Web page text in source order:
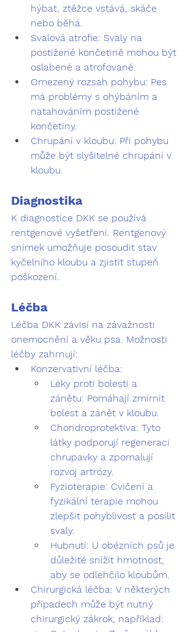
hýbat, ztěžce vstává, skáče
nebo běhá.
Svalová atrofie: Svaly na
postižené končetině mohou být
oslabené a atrofované.
Omezený rozsah pohybu: Pes
má problémy s ohýbáním a
natahováním postižené
končetiny.
Chrupání v kloubu: Při pohybu
může být slyšitelné chrupání v
kloubu.
Diagnostika
K diagnostice DKK se používá
rentgenové vyšetření. Rentgenový
snímek umožňuje posoudit stav
kyčelního kloubu a zjistit stupeň
poškození.
Léčba
Léčba DKK závisí na závažnosti
onemocnění a věku psa. Možnosti
léčby zahrnují:
Konzervativní léčba:
Léky proti bolesti a
zánětu: Pomáhají zmírnit
bolest a zánět v kloubu.
Chondroprotektiva: Tyto
látky podporují regeneraci
chrupavky a zpomalují
rozvoj artrózy.
Fyzioterapie: Cvičení a
fyzikální terapie mohou
zlepšit pohyblivost a posílit
svaly.
Hubnutí: U obézních psů je
důležité snížit hmotnost,
aby se odlehčilo kloubům.
Chirurgická léčba: V některých
případech může být nutný
chirurgický zákrok, například: